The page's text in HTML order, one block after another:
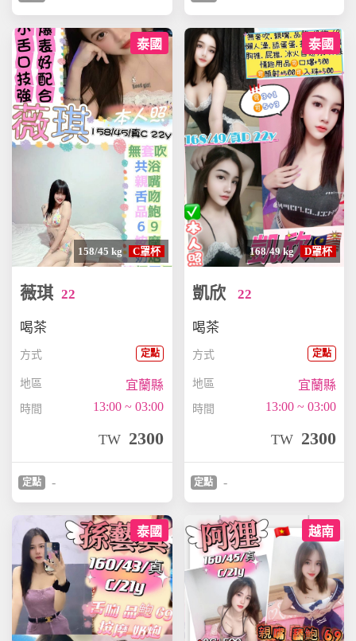
泰國
158/45 kg C罩杯
薇琪22
喝茶
方式 定點
地區 宜蘭縣
時間 13:00 ~ 03:00
TW 2300
定點 -
泰國
168/49 kg D罩杯
凱欣 22
喝茶
方式 定點
地區 宜蘭縣
時間 13:00 ~ 03:00
TW 2300
定點 -
泰國 越南